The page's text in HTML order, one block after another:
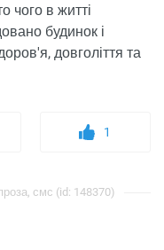
чого в житті
будинок і
довголіття та
1
смс (id: 148370)